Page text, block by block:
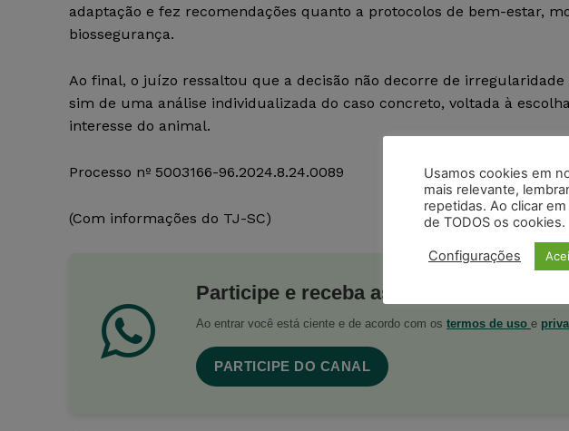
adaptação e fez recomendações quanto a protocolos de bem-estar,
biossegurança.
Ao final, o juízo ressaltou que a decisão não decorre de
sim de uma análise individualizada do caso concreto, voltada à
interesse do animal.
Processo nº 5003166-96.2024.8.24.0089
(Com informações do TJ-SC)
Participe e receba as postagens diárias
Ao entrar você está ciente e de acordo com os termos de uso e
PARTICIPE DO CANAL
Usamos cookies em
mais relevante,
repetidas. Ao clicar
de TODOS os cookies.
Configurações